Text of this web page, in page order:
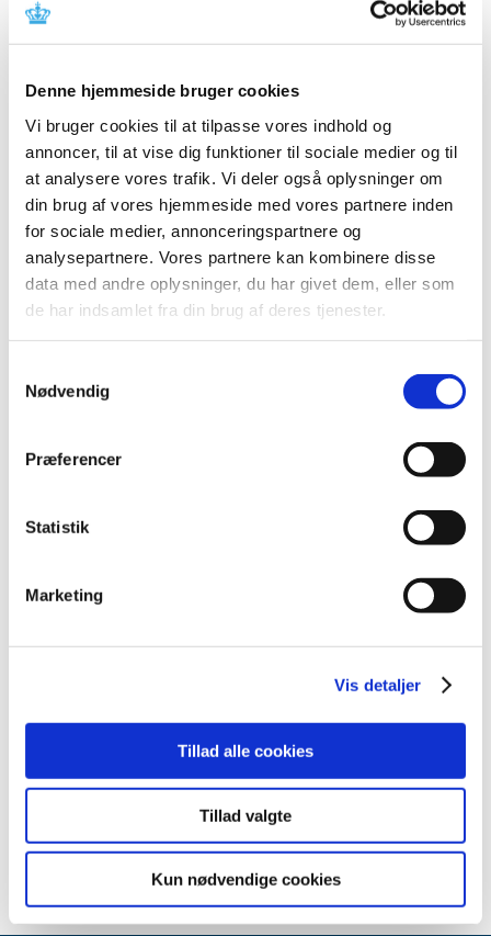
Denne hjemmeside bruger cookies
Vi bruger cookies til at tilpasse vores indhold og
annoncer, til at vise dig funktioner til sociale medier og til
at analysere vores trafik. Vi deler også oplysninger om
din brug af vores hjemmeside med vores partnere inden
for sociale medier, annonceringspartnere og
analysepartnere. Vores partnere kan kombinere disse
data med andre oplysninger, du har givet dem, eller som
de har indsamlet fra din brug af deres tjenester.
Nødvendig
Præferencer
Statistik
Marketing
Vis detaljer
Tillad alle cookies
Tillad valgte
Kun nødvendige cookies
2026 (84)
2025 (158)
2024 (224)
2023 (195)
2022 (197)
2021 (516)
2020 (263)
2019 (159)
2017 (167)
2012 (44)
2010 (7)
oktober (1)
januar (1)
2005 (2)